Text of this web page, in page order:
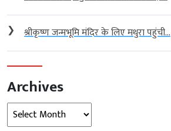
❯ श्रीकृष्ण जन्मभूमि मंदिर के लिए मथुरा पहुंची...
Archives
Archives